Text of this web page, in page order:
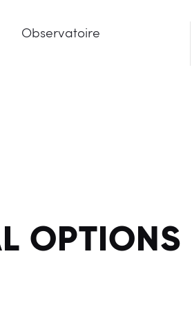
Observatoire
OPTIONS
ET DU TARN